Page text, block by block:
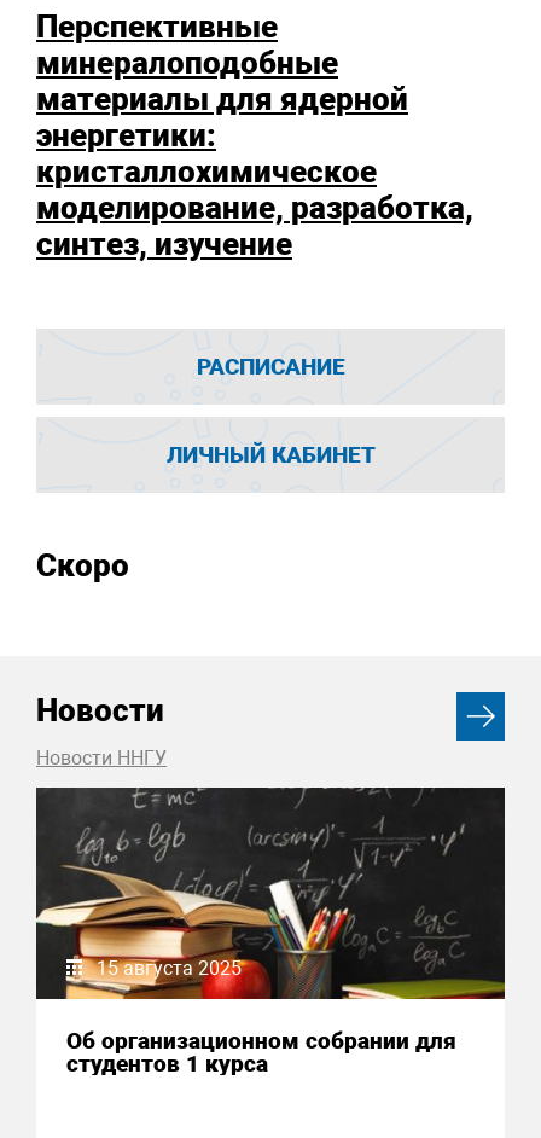
Перспективные
минералоподобные
материалы для ядерной
энергетики:
кристаллохимическое
моделирование, разработка,
синтез, изучение
РАСПИСАНИЕ
ЛИЧНЫЙ КАБИНЕТ
Скоро
Новости
Новости ННГУ
15 августа 2025
Об организационном собрании для
студентов 1 курса